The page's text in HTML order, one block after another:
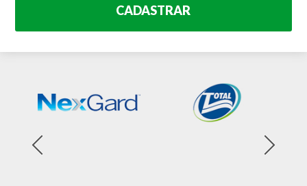
CADASTRAR